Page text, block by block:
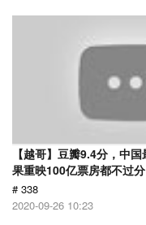
【越哥】豆瓣9.4分，中
果重映100亿票房都不过分
# 338
2020-09-26 10:23